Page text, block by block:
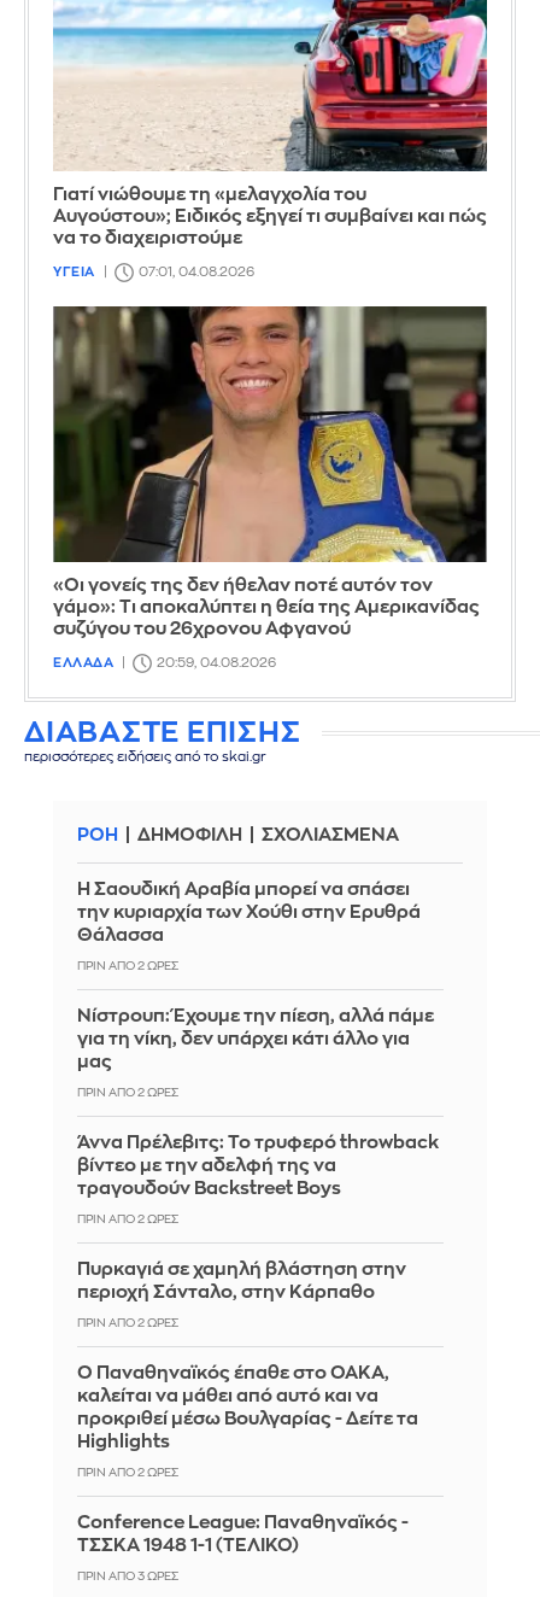
Γιατί νιώθουμε τη «μελαγχολία του
Αυγούστου»; Ειδικός εξηγεί τι συμβαίνει και πώς
να το διαχειριστούμε
ΥΓΕΙΑ 07:01, 04.08.2026
«Οι γονείς της δεν ήθελαν ποτέ αυτόν τον
γάμο»: Τι αποκαλύπτει η θεία της Αμερικανίδας
συζύγου του 26χρονου Αφγανού
ΕΛΛΑΔΑ 20:59, 04.08.2026
ΔΙΑΒΑΣΤΕ ΕΠΙΣΗΣ
περισσότερες ειδήσεις από το skai.gr
ΡΟΗ ΔΗΜΟΦΙΛΗ ΣΧΟΛΙΑΣΜΕΝΑ
Η Σαουδική Αραβία μπορεί να σπάσει
την κυριαρχία των Χούθι στην Ερυθρά
Θάλασσα
ΠΡΙΝ ΑΠΌ 2 ΏΡΕΣ
Νίστρουπ: Έχουμε την πίεση, αλλά πάμε
για τη νίκη, δεν υπάρχει κάτι άλλο για
μας
ΠΡΙΝ ΑΠΌ 2 ΏΡΕΣ
Άννα Πρέλεβιτς: Το τρυφερό throwback
βίντεο με την αδελφή της να
τραγουδούν Backstreet Boys
ΠΡΙΝ ΑΠΌ 2 ΏΡΕΣ
Πυρκαγιά σε χαμηλή βλάστηση στην
περιοχή Σάνταλο, στην Κάρπαθο
ΠΡΙΝ ΑΠΌ 2 ΏΡΕΣ
Ο Παναθηναϊκός έπαθε στο ΟΑΚΑ,
καλείται να μάθει από αυτό και να
προκριθεί μέσω Βουλγαρίας - Δείτε τα
Highlights
ΠΡΙΝ ΑΠΌ 2 ΏΡΕΣ
Conference League: Παναθηναϊκός -
ΤΣΣΚΑ 1948 1-1 (ΤΕΛΙΚΟ)
ΠΡΙΝ ΑΠΌ 3 ΏΡΕΣ